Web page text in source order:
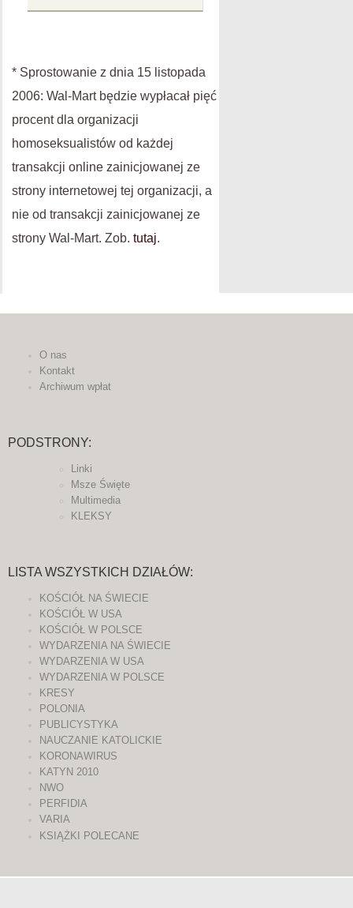
* Sprostowanie z dnia 15 listopada
2006: Wal-Mart będzie wypłacał pięć
procent dla organizacji
homoseksualistów od każdej
transakcji online zainicjowanej ze
strony internetowej tej organizacji, a
nie od transakcji zainicjowanej ze
strony Wal-Mart. Zob. tutaj.
O nas
Kontakt
Archiwum wpłat
PODSTRONY:
Linki
Msze Święte
Multimedia
KLEKSY
LISTA WSZYSTKICH DZIAŁÓW:
KOŚCIÓŁ NA ŚWIECIE
KOŚCIÓŁ W USA
KOŚCIÓŁ W POLSCE
WYDARZENIA NA ŚWIECIE
WYDARZENIA W USA
WYDARZENIA W POLSCE
KRESY
POLONIA
PUBLICYSTYKA
NAUCZANIE KATOLICKIE
KORONAWIRUS
KATYN 2010
NWO
PERFIDIA
VARIA
KSIĄŻKI POLECANE